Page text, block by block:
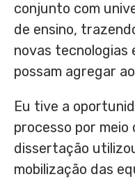
conjunto com
de ensino,
novas tecnologias
possam agregar
Eu tive a
processo por meio
dissertação
mobilização das